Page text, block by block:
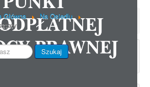
Główna
Na Osiedlu
Szukaj